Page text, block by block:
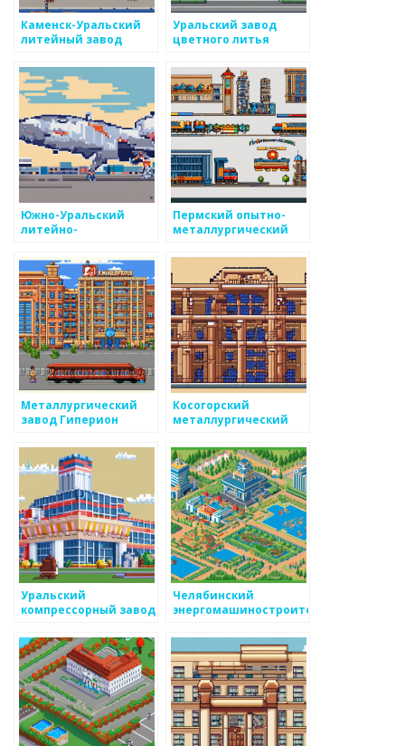
Каменск-Уральский
литейный завод
Уральский завод
цветного литья
Южно-Уральский
литейно-
Пермский опытно-
металлургический
завод
Металлургический
завод Гиперион
Косогорский
металлургический
Уральский
компрессорный завод
Челябинский
энергомашиностроительный